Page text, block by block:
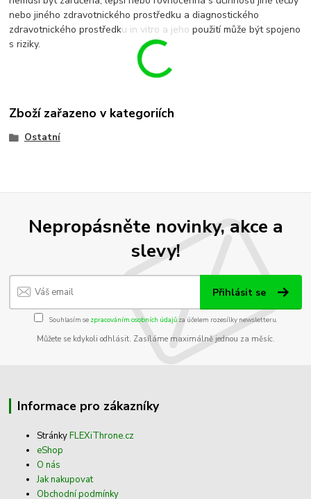
nebo jiného zdravotnického prostředku a diagnostického
zdravotnického prostředku in vitro a jeho použití může být spojeno
s riziky.
Zboží zařazeno v kategoriích
Ostatní
Nepropásněte novinky, akce a
slevy!
Přihlásit se
Souhlasím se zpracováním osobních údajůza účelem rozesílky newsletteru.
Můžete se kdykoli odhlásit. Zasíláme maximálně jednou za měsíc.
Informace pro zákazníky
StránkyFLEXiThrone.cz
eShop
O nás
Jak nakupovat
Obchodní podmínky